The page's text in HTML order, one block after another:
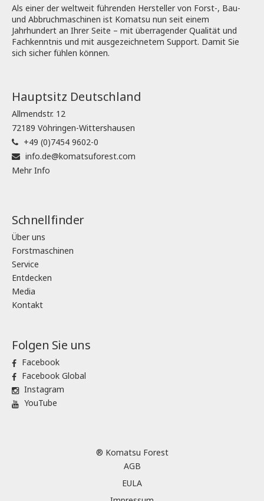
Als einer der weltweit führenden Hersteller von Forst-, Bau-
und Abbruchmaschinen ist Komatsu nun seit einem
Jahrhundert an Ihrer Seite – mit überragender Qualität und
Fachkenntnis und mit ausgezeichnetem Support. Damit Sie
sich sicher fühlen können.
Hauptsitz Deutschland
Allmendstr. 12
72189 Vöhringen-Wittershausen
+49 (0)7454 9602-0
info.de@komatsuforest.com
Mehr Info
Schnellfinder
Über uns
Forstmaschinen
Service
Entdecken
Media
Kontakt
Folgen Sie uns
Facebook
Facebook Global
Instagram
YouTube
® Komatsu Forest
AGB
EULA